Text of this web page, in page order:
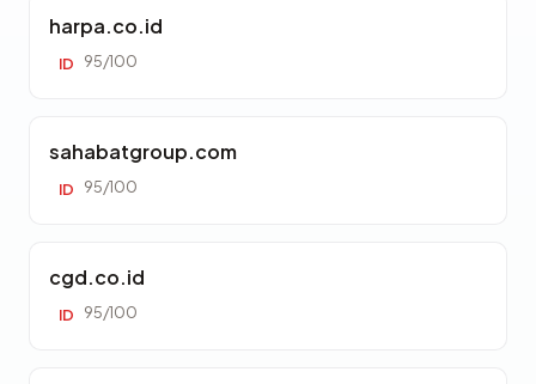
harpa.co.id
ID 95/100
sahabatgroup.com
ID 95/100
cgd.co.id
ID 95/100